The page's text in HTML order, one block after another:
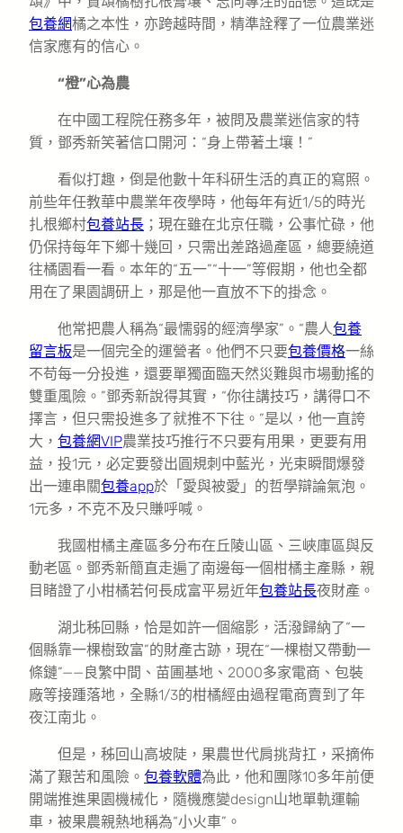
包養網橘之本性，亦跨越時間，精準詮釋了一位農業迷
信家應有的信心。
“橙”心為農
在中國工程院任務多年，被問及農業迷信家的特
質，鄧秀新笑著信口開河：“身上帶著土壤！”
看似打趣，倒是他數十年科研生活的真正的寫照。
前些年任教華中農業年夜學時，他每年有近1/5的時光
扎根鄉村包養站長 ；現在雖在北京任職，公事忙碌，他
仍保持每年下鄉十幾回，只需出差路過產區，總要繞道
往橘園看一看。本年的“五一”“十一”等假期，他也全都
用在了果園調研上，那是他一直放不下的掛念。
他常把農人稱為“最懦弱的經濟學家”。“農人包養
留言板是一個完全的運營者。他們不只要包養價格一絲
不苟每一分投進，還要單獨面臨天然災難與市場動搖的
雙重風險。”鄧秀新說得其實，“你往講技巧，講得口不
擇言，但只需投進多了就推不下往。”是以，他一直誇
大， 包養網VIP農業技巧推行不只要有用果，更要有用
益，投1元，必定要發出圓規刺中藍光，光束瞬間爆發
出一連串關包養app於「愛與被愛」的哲學辯論氣泡。
1元多，不克不及只賺呼喊。
我國柑橘主產區多分布在丘陵山區、三峽庫區與反
動老區。鄧秀新簡直走遍了南邊每一個柑橘主產縣，親
目睹證了小柑橘若何長成富平易近年包養站長夜財產。
湖北秭回縣，恰是如許一個縮影，活潑歸納了“一
個縣靠一棵樹致富”的財產古跡，現在“一棵樹又帶動一
條鏈”——良繁中間、苗圃基地、2000多家電商、包裝
廠等接踵落地，全縣1/3的柑橘經由過程電商賣到了年
夜江南北。
但是，秭回山高坡陡，果農世代肩挑背扛，采摘佈
滿了艱苦和風險。 包養軟體為此，他和團隊10多年前便
開端推進果園機械化，隨機應變design山地單軌運輸
車，被果農親熱地稱為“小火車”。